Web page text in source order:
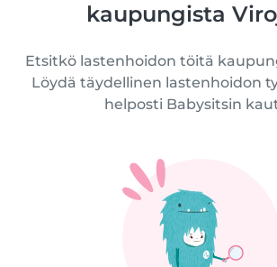
kaupungista
Etsitkö lastenhoidon töitä
Löydä täydellinen lastenhoidon
helposti Babysitsin